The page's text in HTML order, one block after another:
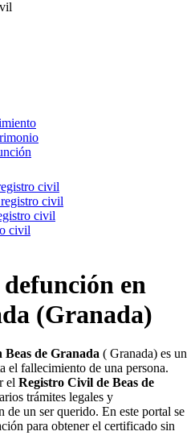
civil
civil
civil
civil
en
(Granada)
Beas de Granada ( Granada) es un
el fallecimiento de una persona.
el Registro Civil de Beas de
trámites legales y
un ser querido. En este portal se
para obtener el certificado sin